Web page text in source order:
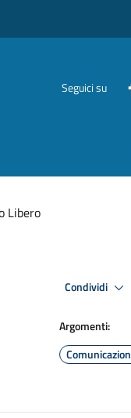
Seguici su
Libero
Condividi
Argomenti: